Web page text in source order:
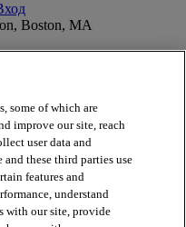
Boston, MA
some of which are
improve our site, reach
user data and
these third parties use
features and
understand
with our site, provide